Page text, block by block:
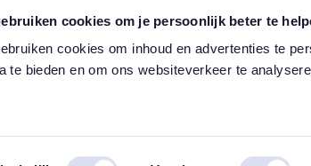
cookies om je persoonlijk beter te
cookies om inhoud en advertenties te
te bieden en om ons websiteverkeer te